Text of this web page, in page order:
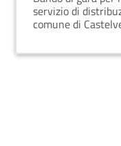
servizio di
comune di